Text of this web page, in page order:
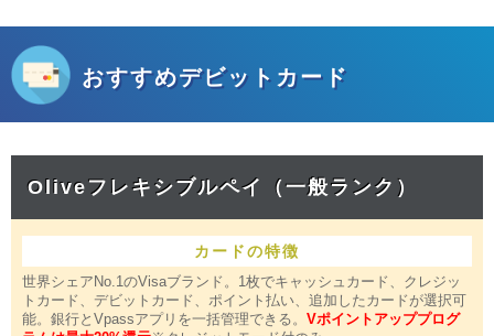
おすすめデビットカード
Oliveフレキシブルペイ（一般ランク）
カードの特徴
世界シェアNo.1のVisaブランド。1枚でキャッシュカード、クレジッ
トカード、デビットカード、ポイント払い、追加したカードが選択可
能。銀行とVpassアプリを一括管理できる。 Vポイントアッププログ